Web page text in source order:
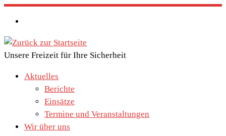
Zum
Inhalt
springen
Unsere Freizeit für Ihre Sicherheit
Aktuelles
Berichte
Einsätze
Termine und Veranstaltungen
Wir über uns